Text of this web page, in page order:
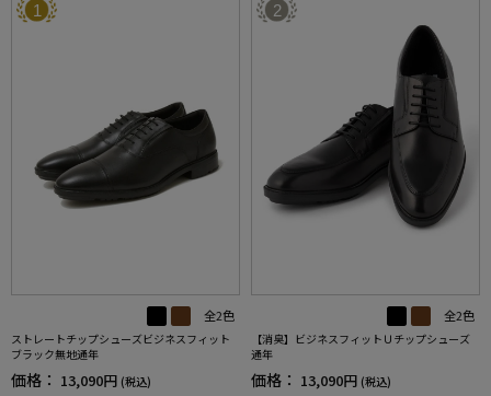
1
全2色
ストレートチップシューズビジネスフィット
ブラック無地通年
価格： 13,090円 (税込)
2
全2色
【消臭】ビジネスフィットＵチップシューズ
通年
価格： 13,090円 (税込)